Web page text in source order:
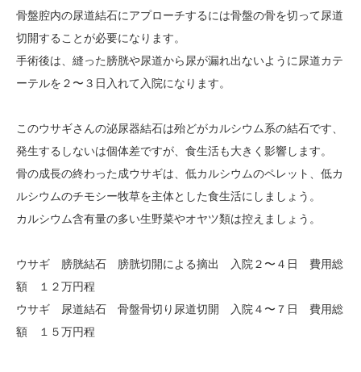
骨盤腔内の尿道結石にアプローチするには骨盤の骨を切って尿道
切開することが必要になります。
手術後は、縫った膀胱や尿道から尿が漏れ出ないように尿道カテ
ーテルを２〜３日入れて入院になります。
このウサギさんの泌尿器結石は殆どがカルシウム系の結石です、
発生するしないは個体差ですが、食生活も大きく影響します。
骨の成長の終わった成ウサギは、低カルシウムのペレット、低カ
ルシウムのチモシー牧草を主体とした食生活にしましょう。
カルシウム含有量の多い生野菜やオヤツ類は控えましょう。
ウサギ 膀胱結石 膀胱切開による摘出 入院２〜４日 費用総
額 １２万円程
ウサギ 尿道結石 骨盤骨切り尿道切開 入院４〜７日 費用総
額 １５万円程